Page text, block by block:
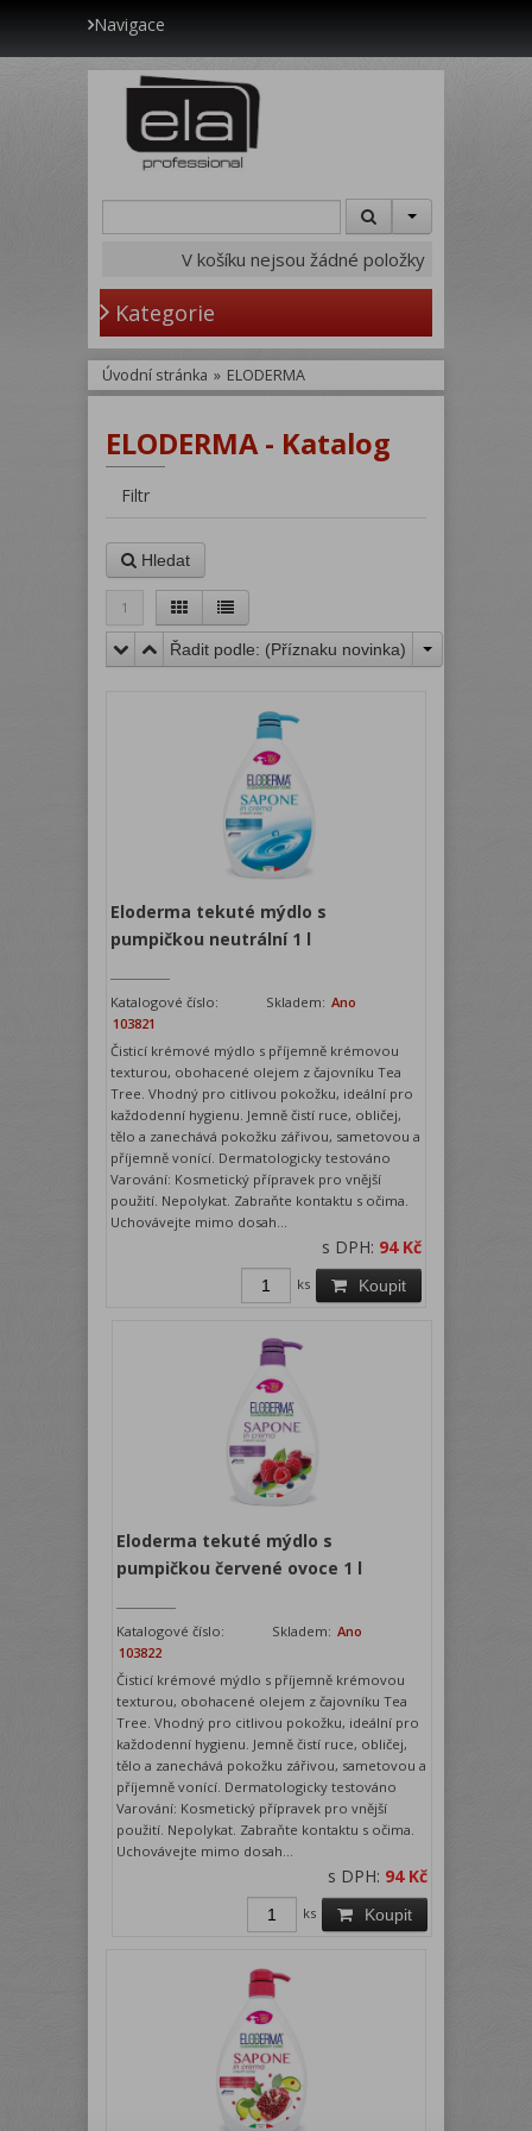
Navigace
V košíku nejsou žádné položky
Kategorie
Úvodní stránka » ELODERMA
ELODERMA - Katalog
Filtr
Hledat
1
Řadit podle: (Příznaku novinka)
Eloderma tekuté mýdlo s
pumpičkou neutrální 1 l
Katalogové číslo:
103821
Skladem: Ano
Čisticí krémové mýdlo s příjemně krémovou
texturou, obohacené olejem z čajovníku Tea
Tree. Vhodný pro citlivou pokožku, ideální pro
každodenní hygienu. Jemně čistí ruce, obličej,
tělo a zanechává pokožku zářivou, sametovou a
příjemně vonící. Dermatologicky testováno
Varování: Kosmetický přípravek pro vnější
použití. Nepolykat. Zabraňte kontaktu s očima.
Uchovávejte mimo dosah...
s DPH: 94 Kč
Koupit
ks
Eloderma tekuté mýdlo s
pumpičkou červené ovoce 1 l
Katalogové číslo:
103822
Skladem: Ano
Čisticí krémové mýdlo s příjemně krémovou
texturou, obohacené olejem z čajovníku Tea
Tree. Vhodný pro citlivou pokožku, ideální pro
každodenní hygienu. Jemně čistí ruce, obličej,
tělo a zanechává pokožku zářivou, sametovou a
příjemně vonící. Dermatologicky testováno
Varování: Kosmetický přípravek pro vnější
použití. Nepolykat. Zabraňte kontaktu s očima.
Uchovávejte mimo dosah...
s DPH: 94 Kč
Koupit
ks